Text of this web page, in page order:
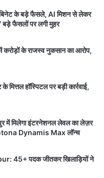
विश्वविद्यालय के
राष्ट्रीय स्तर पर अपनी
के बड़े फैसले, AI मिशन से लेकर
बड़े फैसलों पर लगी मुहर
के राजस्व नुकसान का आरोप,
हॉस्पिटल पर बड़ी कार्रवाई,
मिलेगा इंटरनेशनल लेवल का लेज़र
Dynamis Max लॉन्च
45+ पदक जीतकर खिलाड़ियों ने